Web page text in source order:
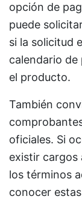
opción de
puede
si la solicitud
calendario
el producto.
También
oficiales. Si
existir cargos
los términos
conocer